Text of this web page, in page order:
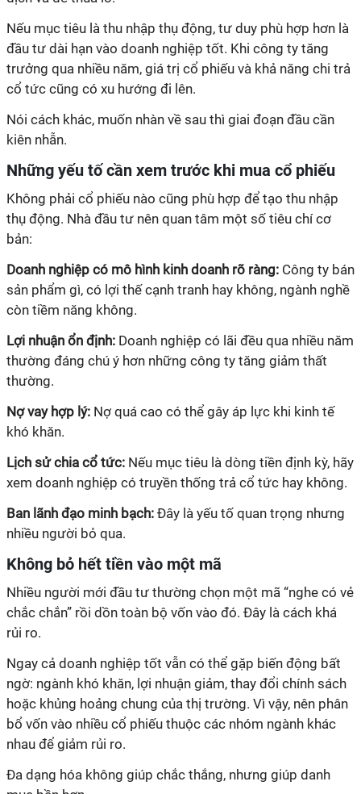
Nếu mục tiêu là thu nhập thụ động, tư duy phù hợp hơn là
đầu tư dài hạn vào doanh nghiệp tốt. Khi công ty tăng
trưởng qua nhiều năm, giá trị cổ phiếu và khả năng chi trả
cổ tức cũng có xu hướng đi lên.
Nói cách khác, muốn nhàn về sau thì giai đoạn đầu cần
kiên nhẫn.
Những yếu tố cần xem trước khi mua cổ phiếu
Không phải cổ phiếu nào cũng phù hợp để tạo thu nhập
thụ động. Nhà đầu tư nên quan tâm một số tiêu chí cơ
bản:
Doanh nghiệp có mô hình kinh doanh rõ ràng: Công ty bán
sản phẩm gì, có lợi thế cạnh tranh hay không, ngành nghề
còn tiềm năng không.
Lợi nhuận ổn định: Doanh nghiệp có lãi đều qua nhiều năm
thường đáng chú ý hơn những công ty tăng giảm thất
thường.
Nợ vay hợp lý: Nợ quá cao có thể gây áp lực khi kinh tế
khó khăn.
Lịch sử chia cổ tức: Nếu mục tiêu là dòng tiền định kỳ, hãy
xem doanh nghiệp có truyền thống trả cổ tức hay không.
Ban lãnh đạo minh bạch: Đây là yếu tố quan trọng nhưng
nhiều người bỏ qua.
Không bỏ hết tiền vào một mã
Nhiều người mới đầu tư thường chọn một mã “nghe có vẻ
chắc chắn” rồi dồn toàn bộ vốn vào đó. Đây là cách khá
rủi ro.
Ngay cả doanh nghiệp tốt vẫn có thể gặp biến động bất
ngờ: ngành khó khăn, lợi nhuận giảm, thay đổi chính sách
hoặc khủng hoảng chung của thị trường. Vì vậy, nên phân
bổ vốn vào nhiều cổ phiếu thuộc các nhóm ngành khác
nhau để giảm rủi ro.
Đa dạng hóa không giúp chắc thắng, nhưng giúp danh